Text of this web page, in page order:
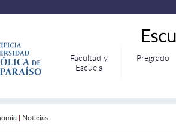
Facultad y
Escuela
Pregrado
| Noticias